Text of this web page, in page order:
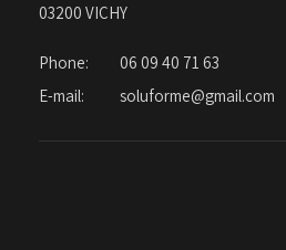
03200 VICHY
Phone:
06 09 40 71 63
E-mail:
soluforme@gmail.com